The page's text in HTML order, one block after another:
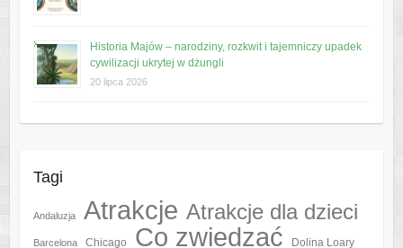
Historia Majów – narodziny, rozkwit i tajemniczy upadek
cywilizacji ukrytej w dżungli
20 lipca 2026
Tagi
Andaluzja Atrakcje Atrakcje dla dzieci
Barcelona Chicago Co zwiedzać Dolina Loary